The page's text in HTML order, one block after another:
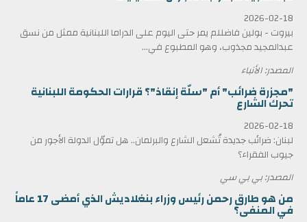
2026-02-18
بيروت - بولين فاضللم يمر حتى اليوم على الدراما اللبنانية ممثل من نسق
عبدالمجيد مجذوب، وهو المطبوع في...
المصدر: الأنباء
"مجزرة ضرائب" أم "سلّة إنقاذ"؟ قرارات الحكومة اللبنانية
تحرك الشارع
2026-02-18
لبنان: ضرائب جديدة تُشعل الشارع والبرلمان.. هل تموّل الدولة الأجور من
جيوب الفقراء؟
المصدر: بي بي سي
من هو طارق رحمن رئيس وزراء بنغلاديش الذي أمضى 17 عاماً
في المنفى؟